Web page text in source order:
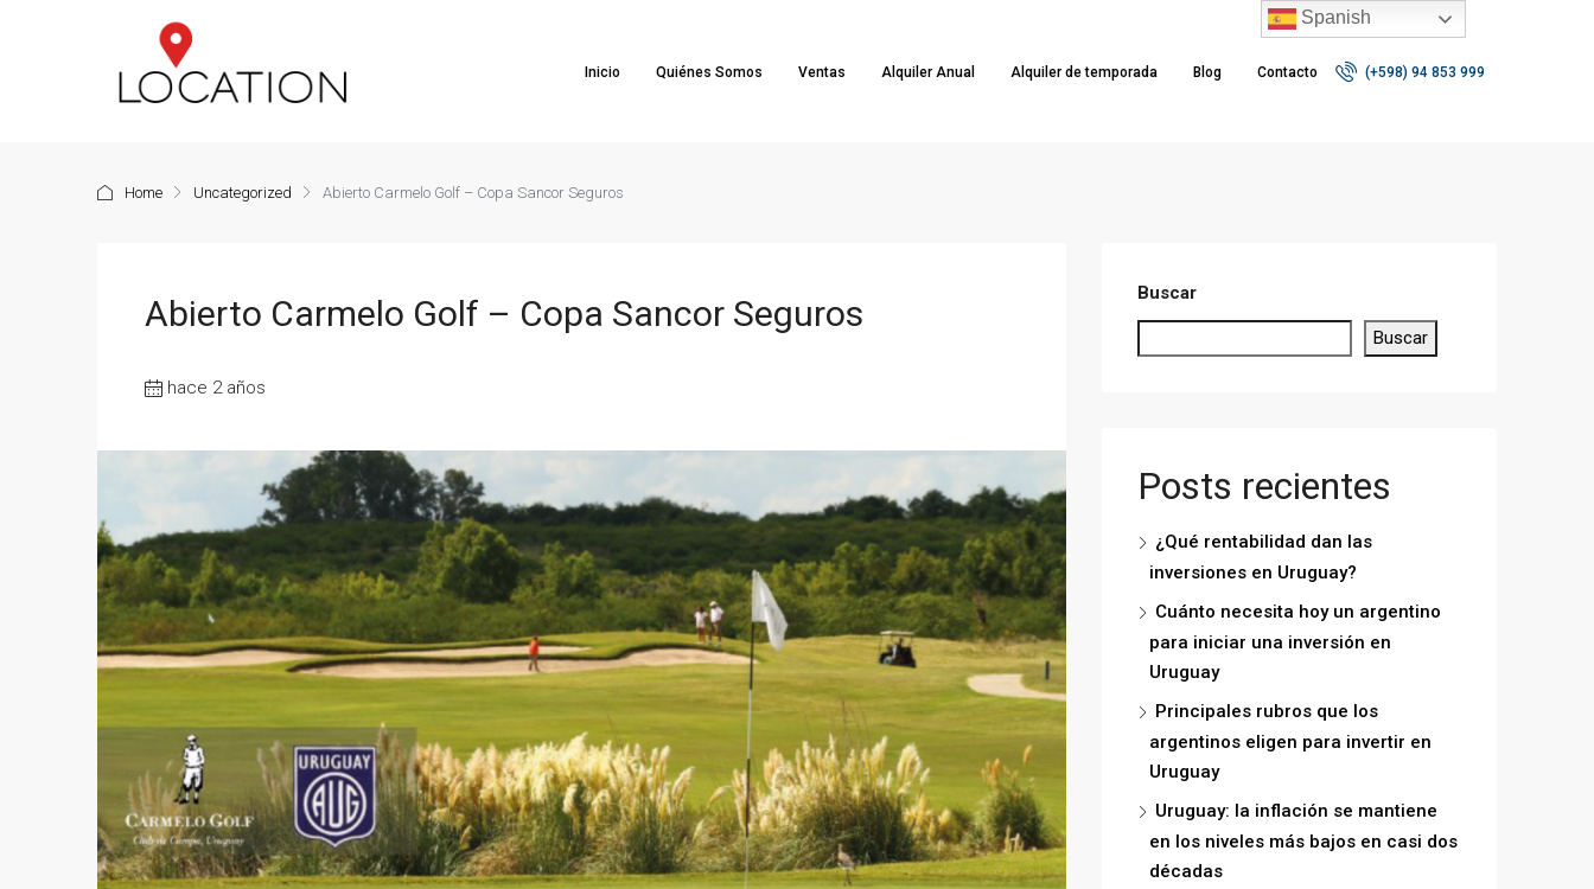
Inicio Quiénes Somos Ventas Alquiler Anual Alquiler de temporada Blog Contacto (+598) 94 853 999
Home Uncategorized Abierto Carmelo Golf – Copa Sancor Seguros
Abierto Carmelo Golf – Copa Sancor Seguros
hace 2 años
Buscar
Buscar
Posts recientes
¿Qué rentabilidad dan las
inversiones en Uruguay?
Cuánto necesita hoy un argentino
para iniciar una inversión en
Uruguay
Principales rubros que los
argentinos eligen para invertir en
Uruguay
Uruguay: la inflación se mantiene
en los niveles más bajos en casi dos
décadas
Spanish